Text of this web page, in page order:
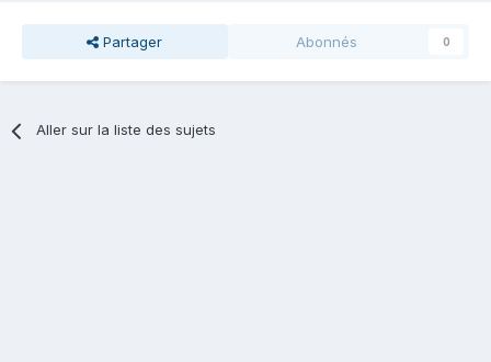
Partager Abonnés 0
Aller sur la liste des sujets